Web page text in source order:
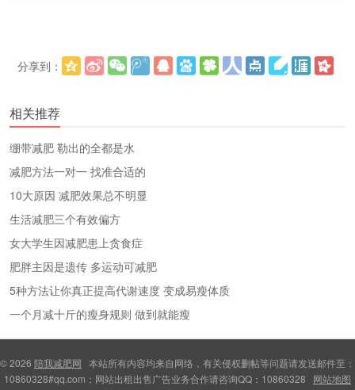
分享到：
相关推荐
绷带减肥 勒出的全都是水
减肥方法一对一 找准合适的
10大原因 减肥效果总不明显
生活减肥三个有效偏方
女大学生因减肥患上贪食症
肥胖主因是遗传 多运动可减肥
5种方法让你真正提高代谢速度 变成易瘦体质
一个月减十斤的瘦身规则 做到就能瘦
© 2026 陪我减肥网 本站所有内容均来自网络，有关侵权删帖等问题请发送邮件至：
10860328#qq.com；网站出租出售广告业务合作请咨询QQ：10860328 网站地图